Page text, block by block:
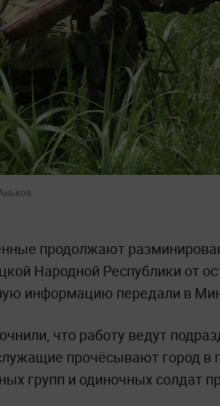
продолжают
Народной Республики от
информацию передали в
что работу ведут
прочёсывают город в
групп и одиночных солдат